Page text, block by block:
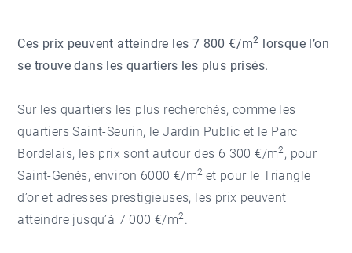
Ces prix peuvent atteindre les 7 800 €/m2 lorsque l’on
se trouve dans les quartiers les plus prisés.
Sur les quartiers les plus recherchés, comme les
quartiers Saint-Seurin, le Jardin Public et le Parc
Bordelais, les prix sont autour des 6 300 €/m2 , pour
Saint-Genès, environ 6000 €/m2 et pour le Triangle
d’or et adresses prestigieuses, les prix peuvent
atteindre jusqu’à 7 000 €/m2 .